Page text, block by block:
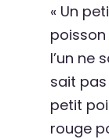
« Un
l’un ne
sait pas
petit
rouge